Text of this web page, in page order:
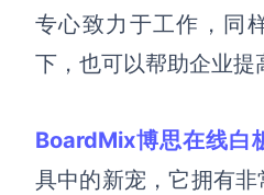
专心致力于工作，同
下，也可以帮助企业提
BoardMix博思在线白
具中的新宠，它拥有非